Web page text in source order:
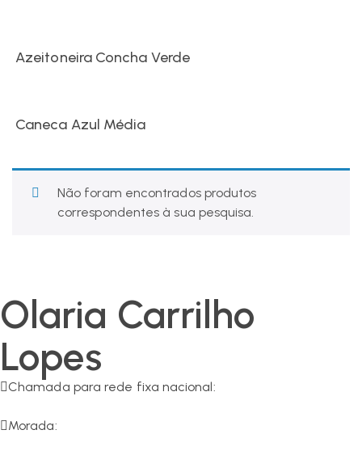
Azeitoneira Concha Verde
Caneca Azul Média
Não foram encontrados produtos
correspondentes à sua pesquisa.
Olaria Carrilho
Lopes
Chamada para rede fixa nacional:
Morada: